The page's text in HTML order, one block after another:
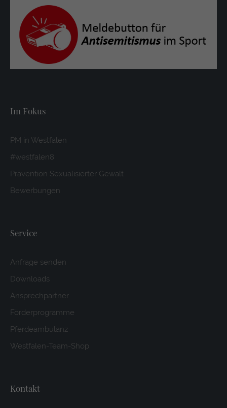
Im Fokus
PM in Westfalen
#westfalen8
Prävention Sexualisierter Gewalt
Bewerbungen
Service
Anfrage senden
Downloads
Ansprechpartner
Förderprogramme
Pferdeambulanz
Westfalen-Team-Shop
Kontakt